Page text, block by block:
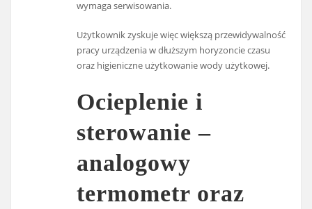
wymaga serwisowania.
Użytkownik zyskuje więc większą przewidywalność
pracy urządzenia w dłuższym horyzoncie czasu
oraz higieniczne użytkowanie wody użytkowej.
Ocieplenie i
sterowanie –
analogowy
termometr oraz